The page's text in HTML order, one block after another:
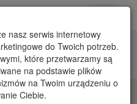
nasz serwis internetowy
do Twoich potrzeb.
które przetwarzamy są
na podstawie plików
na Twoim urządzeniu o
Ciebie.